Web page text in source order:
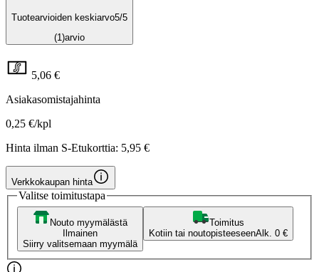
Tuotearvioiden keskiarvo5/5
(1)arvio
5,06 €
Asiakasomistajahinta
0,25 €/kpl
Hinta ilman S-Etukorttia: 5,95 €
Verkkokaupan hinta
Valitse toimitustapa
Nouto myymälästä
Ilmainen
Siirry valitsemaan myymälä
Toimitus
Kotiin tai noutopisteeseenAlk. 0 €